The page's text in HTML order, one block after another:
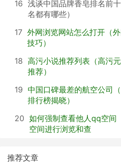
16 浅谈中国品牌香皂排名前
名都有哪些）
17 外网浏览网站怎么打开（
技巧）
18 高污小说推荐列表（高污
推荐）
19 中国口碑最差的航空公司
排行榜揭晓）
20 如何强制查看他人qq空间
空间进行浏览和查
推荐文章